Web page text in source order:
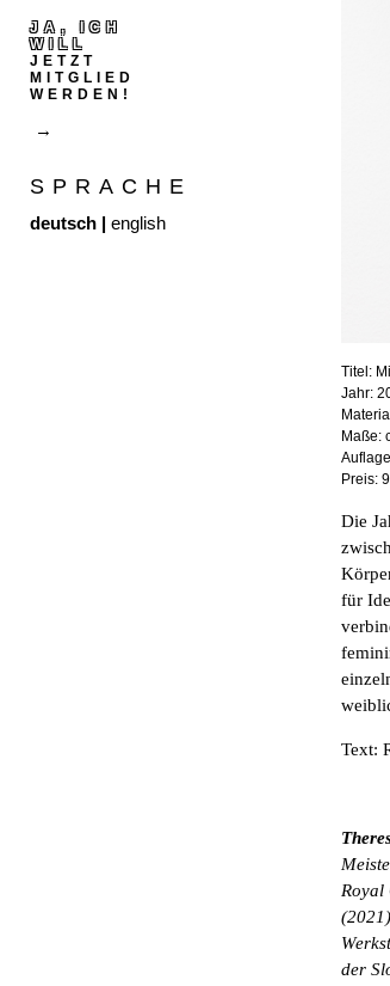
JA, ICH
WILL
JETZT
MITGLIED
WERDEN!
SPRACHE
deutsch | english
Titel:
Jahr:
Maße:
Preis:
Die
für
Text:
Royal
der